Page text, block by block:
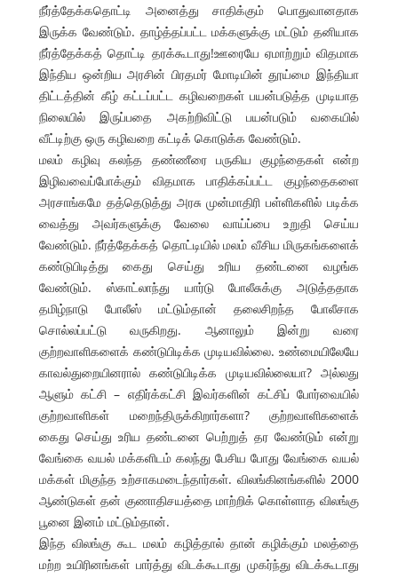
நீர்த்தேக்கதொட்டி அனைத்து சாதிக்கும் பொதுவானதாக
இருக்க வேண்டும். தாழ்த்தப்பட்ட மக்களுக்கு மட்டும் தனியாக
நீர்த்தேக்கத் தொட்டி தரக்கூடாது!ஊரையே ஏமாற்றும் விதமாக
இந்திய ஒன்றிய அரசின் பிரதமர் மோடியின் தூய்மை இந்தியா
திட்டத்தின் கீழ் கட்டப்பட்ட கழிவறைகள் பயன்படுத்த முடியாத
நிலையில் இருப்பதை அகற்றிவிட்டு பயன்படும் வகையில்
வீட்டிற்கு ஒரு கழிவறை கட்டிக் கொடுக்க வேண்டும்.
மலம் கழிவு கலந்த தண்ணீரை பருகிய குழந்தைகள் என்ற
இழிவவைப்போக்கும் விதமாக பாதிக்கப்பட்ட குழந்தைகளை
அரசாங்கமே தத்தெடுத்து அரசு முன்மாதிரி பள்ளிகளில் படிக்க
வைத்து அவர்களுக்கு வேலை வாய்ப்பை உறுதி செய்ய
வேண்டும். நீர்த்தேக்கத் தொட்டியில் மலம் வீசிய மிருகங்களைக்
கண்டுபிடித்து கைது செய்து உரிய தண்டனை வழங்க
வேண்டும். ஸ்காட்லாந்து யார்டு போலீசுக்கு அடுத்ததாக
தமிழ்நாடு போலீஸ் மட்டும்தான் தலைசிறந்த போலீசாக
சொல்லப்பட்டு வருகிறது. ஆனாலும் இன்று வரை
குற்றவாளிகளைக் கண்டுபிடிக்க முடியவில்லை. உண்மையிலேயே
காவல்துறையினரால் கண்டுபிடிக்க முடியவில்லையா? அல்லது
ஆளும் கட்சி – எதிர்க்கட்சி இவர்களின் கட்சிப் போர்வையில்
குற்றவாளிகள் மறைந்திருக்கிறார்களா? குற்றவாளிகளைக்
கைது செய்து உரிய தண்டனை பெற்றுத் தர வேண்டும் என்று
வேங்கை வயல் மக்களிடம் கலந்து பேசிய போது வேங்கை வயல்
மக்கள் மிகுந்த உற்சாகமடைந்தார்கள். விலங்கினங்களில் 2000
ஆண்டுகள் தன் குணாதிசயத்தை மாற்றிக் கொள்ளாத விலங்கு
பூனை இனம் மட்டும்தான்.
இந்த விலங்கு கூட மலம் கழித்தால் தான் கழிக்கும் மலத்தை
மற்ற உயிரினங்கள் பார்த்து விடக்கூடாது முகர்ந்து விடக்கூடாது